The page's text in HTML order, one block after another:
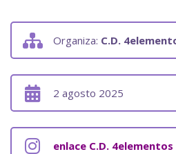
Organiza: C.D.
2 agosto 2025
enlace C.D. 4elementos